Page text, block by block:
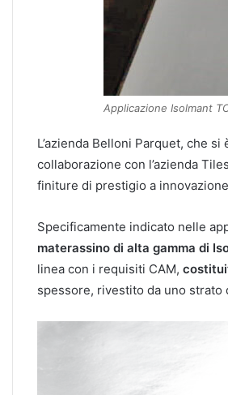
Applicazione Isolmant
L’azienda Belloni Parquet, che
collaborazione con l’azienda
finiture di prestigio a
Specificamente indicato nelle
materassino di alta gamma di
linea con i requisiti CAM,
spessore, rivestito da uno